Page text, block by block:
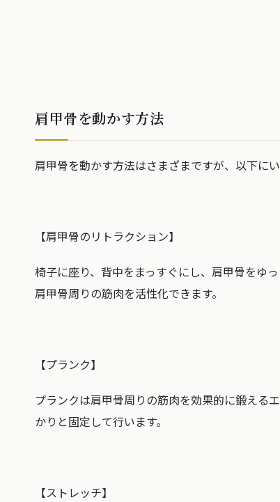
肩甲骨を動かす方法
肩甲骨を動かす方法はさまざまですが、以下に
【肩甲骨のリトラクション】
椅子に座り、背中をまっすぐにし、肩甲骨をゆ
肩甲骨周りの筋肉を活性化できます。
【プランク】
プランクは肩甲骨周りの筋肉を効果的に鍛える
かりと固定して行います。
【ストレッチ】